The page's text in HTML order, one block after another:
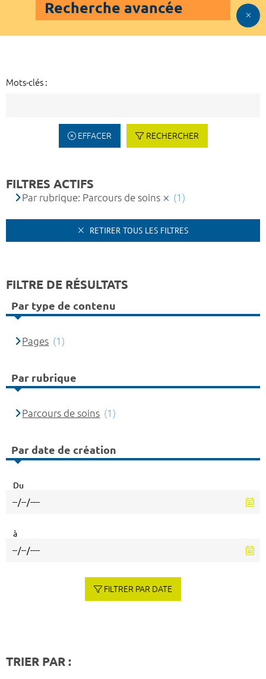
Recherche avancée
Mots-clés :
EFFACER RECHERCHER
FILTRES ACTIFS
Par rubrique: Parcours de soins (1)
RETIRER TOUS LES FILTRES
FILTRE DE RÉSULTATS
Par type de contenu
Pages (1)
Par rubrique
Parcours de soins (1)
Par date de création
Du
à
FILTRER PAR DATE
TRIER PAR :